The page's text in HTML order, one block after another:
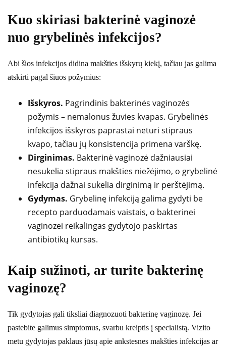
Kuo skiriasi bakterinė vaginozė
nuo grybelinės infekcijos?
Abi šios infekcijos didina makšties išskyrų kiekį, tačiau jas galima
atskirti pagal šiuos požymius:
Išskyros. Pagrindinis bakterinės vaginozės
požymis – nemalonus žuvies kvapas. Grybelinės
infekcijos išskyros paprastai neturi stipraus
kvapo, tačiau jų konsistencija primena varškę.
Dirginimas. Bakterinė vaginozė dažniausiai
nesukelia stipraus makšties niežėjimo, o grybelinė
infekcija dažnai sukelia dirginimą ir perštėjimą.
Gydymas. Grybelinę infekciją galima gydyti be
recepto parduodamais vaistais, o bakterinei
vaginozei reikalingas gydytojo paskirtas
antibiotikų kursas.
Kaip sužinoti, ar turite bakterinę
vaginozę?
Tik gydytojas gali tiksliai diagnozuoti bakterinę vaginozę. Jei
pastebite galimus simptomus, svarbu kreiptis į specialistą. Vizito
metu gydytojas paklaus jūsų apie ankstesnes makšties infekcijas ar